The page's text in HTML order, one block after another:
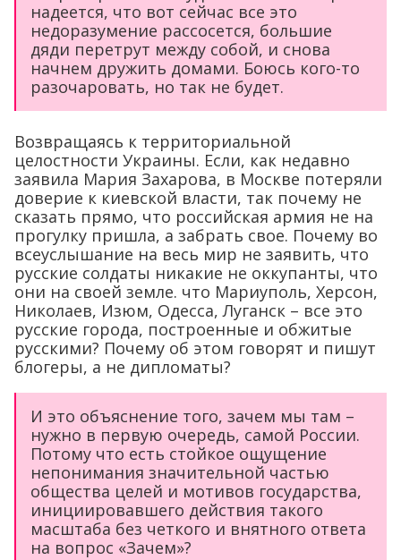
надеется, что вот сейчас все это
недоразумение рассосется, большие
дяди перетрут между собой, и снова
начнем дружить домами. Боюсь кого-то
разочаровать, но так не будет.
Возвращаясь к территориальной
целостности Украины. Если, как недавно
заявила Мария Захарова, в Москве потеряли
доверие к киевской власти, так почему не
сказать прямо, что российская армия не на
прогулку пришла, а забрать свое. Почему во
всеуслышание на весь мир не заявить, что
русские солдаты никакие не оккупанты, что
они на своей земле. что Мариуполь, Херсон,
Николаев, Изюм, Одесса, Луганск – все это
русские города, построенные и обжитые
русскими? Почему об этом говорят и пишут
блогеры, а не дипломаты?
И это объяснение того, зачем мы там –
нужно в первую очередь, самой России.
Потому что есть стойкое ощущение
непонимания значительной частью
общества целей и мотивов государства,
инициировавшего действия такого
масштаба без четкого и внятного ответа
на вопрос «Зачем»?